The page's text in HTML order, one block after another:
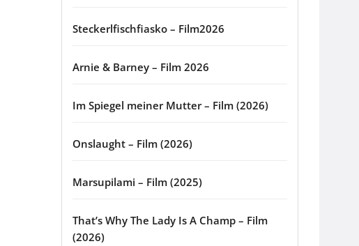
Steckerlfischfiasko – Film2026
Arnie & Barney – Film 2026
Im Spiegel meiner Mutter – Film (2026)
Onslaught – Film (2026)
Marsupilami – Film (2025)
That’s Why The Lady Is A Champ – Film
(2026)